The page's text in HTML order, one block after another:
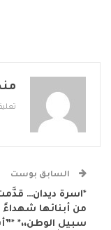
السابق بوست
*اسرة ديدان…
من أبنائها
سبيل الوطن،،*